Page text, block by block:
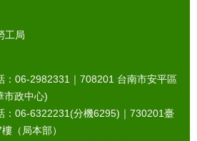
工局
：06-2982331｜ 708201 台南市安平區
市政中心)
06-6322231(分機6295)｜ 730201臺
（局本部）